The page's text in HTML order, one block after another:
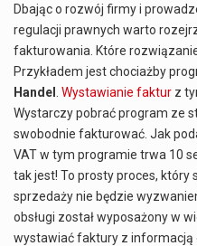
Dbając o rozwój firmy i
regulacji prawnych warto
fakturowania. Które
Przykładem jest chociażby
Handel
Wystawianie faktur z
Wystarczy pobrać program ze
swobodnie fakturować. Jak
VAT w tym programie trwa 10
tak jest! To prosty proces,
sprzedaży nie będzie
obsługi został wyposażony w
wystawiać faktury z informacją